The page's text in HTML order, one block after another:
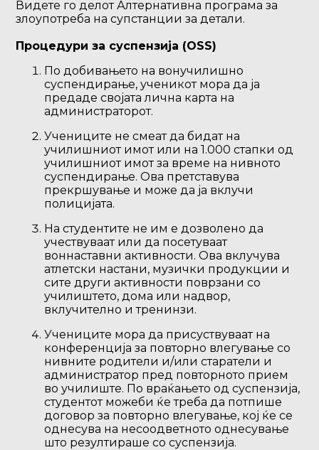
Видете го делот Алтернативна програма за
злоупотреба на супстанции за детали.
Процедури за суспензија (OSS)
По добивањето на вонучилишно
суспендирање, ученикот мора да ја
предаде својата лична карта на
администраторот.
Учениците не смеат да бидат на
училишниот имот или на 1.000 стапки од
училишниот имот за време на нивното
суспендирање. Ова претставува
прекршување и може да ја вклучи
полицијата.
На студентите не им е дозволено да
учествуваат или да посетуваат
воннаставни активности. Ова вклучува
атлетски настани, музички продукции и
сите други активности поврзани со
училиштето, дома или надвор,
вклучително и тренинзи.
Учениците мора да присуствуваат на
конференција за повторно влегување со
нивните родители и/или старатели и
администратор пред повторното прием
во училиште. По враќањето од суспензија,
студентот можеби ќе треба да потпише
договор за повторно влегување, кој ќе се
однесува на несоодветното однесување
што резултираше со суспензија.